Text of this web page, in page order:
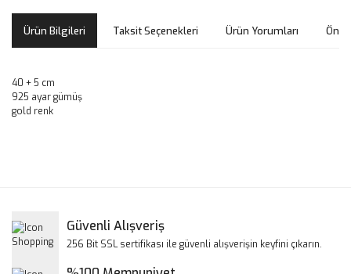
Ürün Bilgileri Taksit Seçenekleri Ürün Yorumları
40 + 5 cm
925 ayar gümüş
gold renk
Yorum Yaz
Ürün resmi kalitesiz, bozuk veya görüntülenemiyor.
Güvenli Alışveriş
256 Bit SSL sertifikası ile güvenli alışverişin keyfini çıkarın.